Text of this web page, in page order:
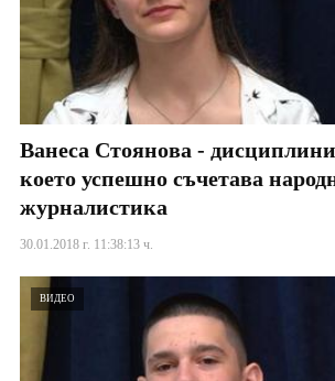
Ванеса Стоянова -
което успешно съчетава
журналистика
30.01.2018 г. 11:38:13 ч.
ВИДЕО